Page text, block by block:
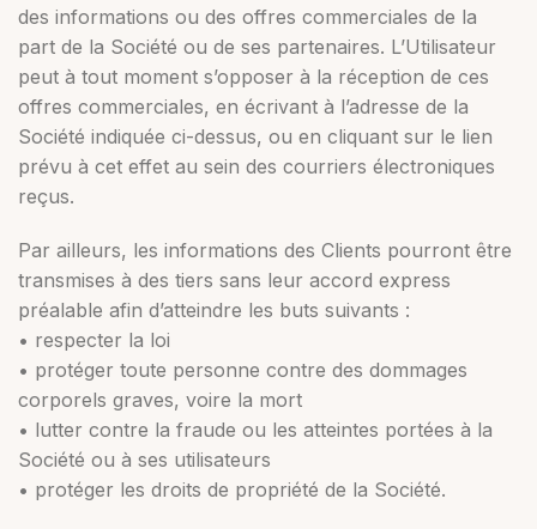
des informations ou des offres commerciales de la
part de la Société ou de ses partenaires. L’Utilisateur
peut à tout moment s’opposer à la réception de ces
offres commerciales, en écrivant à l’adresse de la
Société indiquée ci-dessus, ou en cliquant sur le lien
prévu à cet effet au sein des courriers électroniques
reçus.
Par ailleurs, les informations des Clients pourront être
transmises à des tiers sans leur accord express
préalable afin d’atteindre les buts suivants :
• respecter la loi
• protéger toute personne contre des dommages
corporels graves, voire la mort
• lutter contre la fraude ou les atteintes portées à la
Société ou à ses utilisateurs
• protéger les droits de propriété de la Société.